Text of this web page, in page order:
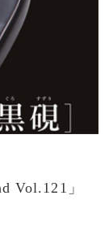
Vol.121」